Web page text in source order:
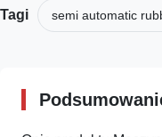
Tagi semi automatic